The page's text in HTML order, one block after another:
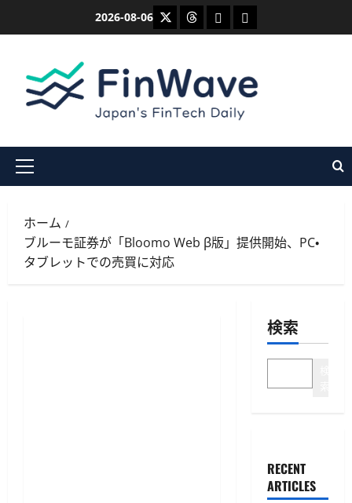
2026-08-06 X ThreadsBlueskyMastodon
メ
メ
ニ
ュ
ホーム
ブルーモ証券が「Bloomo Web β版」提供開始、PC・
タブレットでの売買に対応
検索
RECENT
ARTICLES